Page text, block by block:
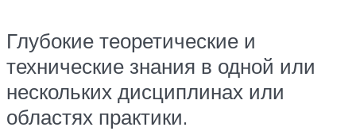
Глубокие теоретические и
технические знания в одной или
нескольких дисциплинах или
областях практики.